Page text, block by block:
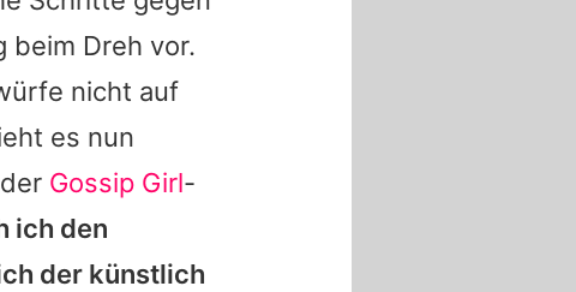
beim Dreh vor.
nicht auf
es nun
Gossip Girl-
ich den
der künstlich